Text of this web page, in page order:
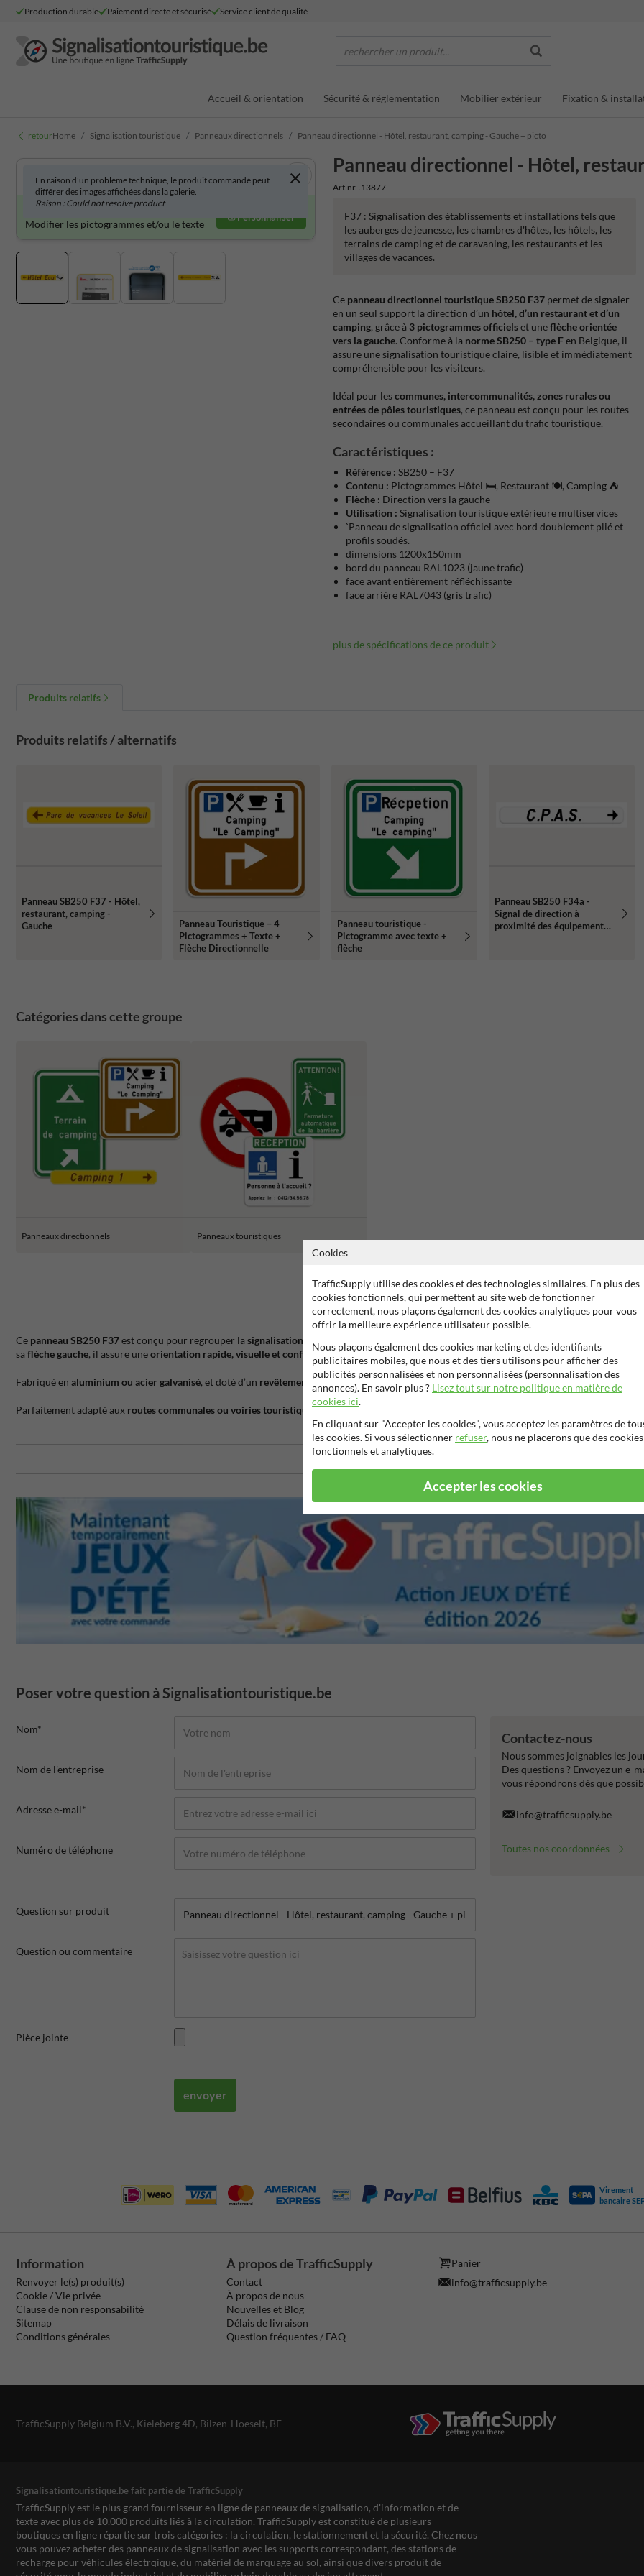
Production durable Paiement directe et sécurisé Service client de qualité
rechercher un produit...
Accueil & orientation Sécurité & réglementation Mobilier extérieur Fixation &
retourHome Signalisation touristique Panneaux directionnels Panneau directionnel - Hôtel, restaurant, camping - Gauche + picto
Panneau directionnel - Hôtel,
Art.nr. .13877
En raison d'un problème technique, le produit commandé peut
différer des images affichées dans la galerie.
Raison : Could not resolve product
Produit personnalisable ?
Modifier les pictogrammes et/ou le texte
Personnaliser
F37 : Signalisation des établissements et installations tels que
les auberges de jeunesse, les chambres d'hôtes, les hôtels, les
terrains de camping et de caravaning, les restaurants et les
villages de vacances.
Ce panneau directionnel touristique SB250 F37 permet de signaler
en un seul support la direction d’un hôtel, d’un restaurant et d’un
camping, grâce à 3 pictogrammes officielset uneflèche orientée
vers la gauche. Conforme à la norme SB250 – type Fen Belgique, il
assure une signalisation touristique claire, lisible et immédiatement
compréhensible pour les visiteurs.
Idéal pour lescommunes, intercommunalités, zones rurales ou
entrées de pôles touristiques, ce panneau est conçu pour les routes
secondaires ou communales accueillant du trafic touristique.
Caractéristiques :
Référence : SB250 – F37
Contenu : Pictogrammes Hôtel 🛏️, Restaurant 🍽️, Camping ⛺
Flèche : Direction vers la gauche
Utilisation : Signalisation touristique extérieure multiservices
`Panneau de signalisation officiel avec bord doublement plié et
profils soudés.
dimensions 1200x150mm
bord du panneau RAL1023 (jaune trafic)
face avant entièrement réfléchissante
face arrière RAL7043 (gris trafic)
plus de spécifications de ce produit
Produits relatifs
Produits relatifs / alternatifs
Panneau SB250 F37 - Hôtel,
restaurant, camping -
Gauche
Panneau Touristique – 4
Pictogrammes + Texte +
Flèche Directionnelle
Panneau touristique -
Pictogramme avec texte +
flèche
Panneau SB250 F34a -
Signal de direction à
proximité des équipements
Catégories dans cette groupe
Panneaux directionnels Panneaux touristiques
Ce panneau SB250 F37est conçu pour regrouper la signalisation de trois services touristiques essentiels – hôtel, restaurant et camping –
sa flèche gauche, il assure uneorientation rapide, visuelle et conforme aux standards de la signalisation touristique belge
Fabriqué en aluminium ou acier galvanisé, et doté d’un revêtement réfléchissant classe 1 ou 2, ce panneau resteparfaitement lisible de jour
Parfaitement adapté aux routes communales ou voiries touristiques secondaires
Poser votre question à Signalisationtouristique.be
Nom*
Nom de l'entreprise
Adresse e-mail*
Numéro de téléphone
Question sur produit
Question ou commentaire
Pièce jointe
envoyer
Contactez-nous
Nous sommes joignables les
Des questions ? Envoyez un e-
vous répondrons dès que
info@trafficsupply.be
Toutes nos coordonnées
Virement
bancaire
Information
Renvoyer le(s) produit(s)
Cookie / Vie privée
Clause de non responsabilité
Sitemap
Conditions générales
À propos de TrafficSupply
Contact
À propos de nous
Nouvelles et Blog
Délais de livraison
Question fréquentes / FAQ
Panier
info@trafficsupply.be
TrafficSupply Belgium B.V., Kieleberg 4D, Bilzen-Hoeselt, BE
Signalisationtouristique.be fait partie de TrafficSupply
TrafficSupply est le plus grand fournisseur en ligne de panneaux de signalisation, d'information et de
texte avec plus de 10.000 produits liés à la circulation. TrafficSupply est constitué de plusieurs
boutiques en ligne répartie sur trois catégories : la circulation, le stationnement et la sécurité. Chez nous
vous pouvez acheter des panneaux de signalisation avec les supports correspondant, des stations de
recharge pour véhicules électrqique, du matériel de marquage au sol, ainsi que divers produit de
Cookies
TrafficSupply utilise des cookies et des technologies similaires. En plus des
cookies fonctionnels, qui permettent au site web de fonctionner
correctement, nous plaçons également des cookies analytiques pour vous
offrir la meilleure expérience utilisateur possible.
Nous plaçons également des cookies marketing et des identifiants
publicitaires mobiles, que nous et des tiers utilisons pour afficher des
publicités personnalisées et non personnalisées (personnalisation des
annonces). En savoir plus ? Lisez tout sur notre politique en matière de
cookies ici.
En cliquant sur "Accepter les cookies", vous acceptez les paramètres de
les cookies. Si vous sélectionner refuser, nous ne placerons que des cookies
fonctionnels et analytiques.
Accepter les cookies